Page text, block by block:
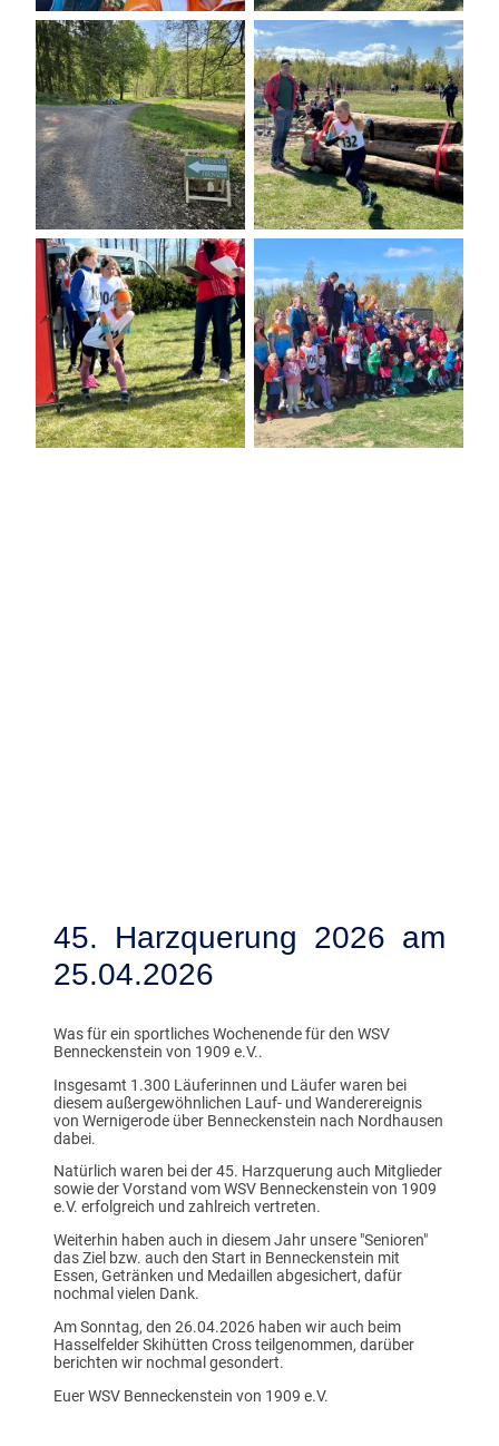
45. Harzquerung 2026 am
25.04.2026
Was für ein sportliches Wochenende für den WSV
Benneckenstein von 1909 e.V..
Insgesamt 1.300 Läuferinnen und Läufer waren bei
diesem außergewöhnlichen Lauf- und Wanderereignis
von Wernigerode über Benneckenstein nach Nordhausen
dabei.
Natürlich waren bei der 45. Harzquerung auch Mitglieder
sowie der Vorstand vom WSV Benneckenstein von 1909
e.V. erfolgreich und zahlreich vertreten.
Weiterhin haben auch in diesem Jahr unsere "Senioren"
das Ziel bzw. auch den Start in Benneckenstein mit
Essen, Getränken und Medaillen abgesichert, dafür
nochmal vielen Dank.
Am Sonntag, den 26.04.2026 haben wir auch beim
Hasselfelder Skihütten Cross teilgenommen, darüber
berichten wir nochmal gesondert.
Euer WSV Benneckenstein von 1909 e.V.